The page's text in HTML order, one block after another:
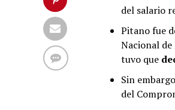
del salario
Pitano fue
Nacional
tuvo que
Sin
del